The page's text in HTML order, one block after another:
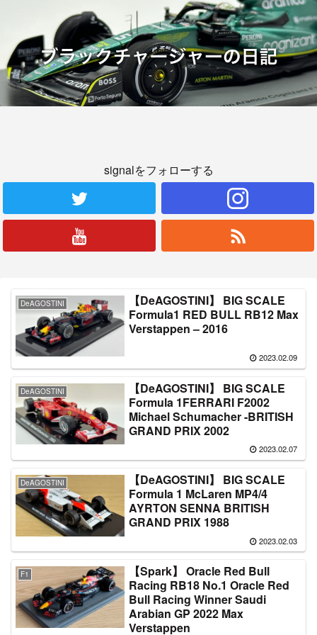
signalをフォローする
DeAGOSTINI
【DeAGOSTINI】 BIG SCALE
Formula1 RED BULL RB12 Max
Verstappen – 2016
2023.02.09
DeAGOSTINI
【DeAGOSTINI】 BIG SCALE
Formula 1FERRARI F2002
Michael Schumacher -BRITISH
GRAND PRIX 2002
2023.02.07
DeAGOSTINI
【DeAGOSTINI】 BIG SCALE
Formula 1 McLaren MP4/4
AYRTON SENNA BRITISH
GRAND PRIX 1988
2023.02.03
F1
【Spark】 Oracle Red Bull
Racing RB18 No.1 Oracle Red
Bull Racing Winner Saudi
Arabian GP 2022 Max
Verstappen